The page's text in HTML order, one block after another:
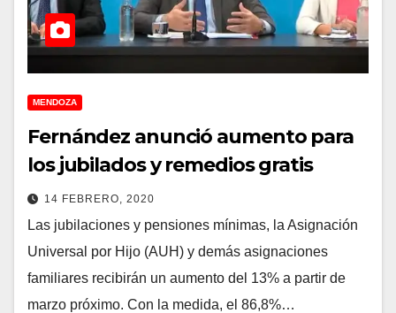
MENDOZA
Fernández anunció aumento para
los jubilados y remedios gratis
14 FEBRERO, 2020
Las jubilaciones y pensiones mínimas, la Asignación
Universal por Hijo (AUH) y demás asignaciones
familiares recibirán un aumento del 13% a partir de
marzo próximo. Con la medida, el 86,8%…